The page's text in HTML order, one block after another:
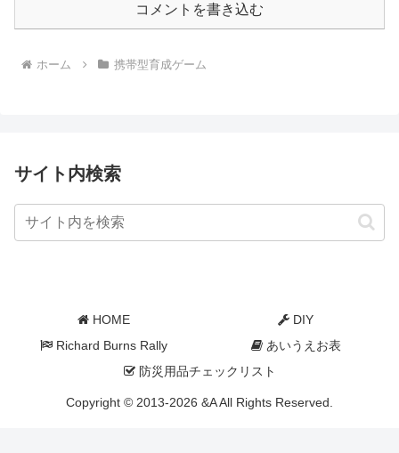
コメントを書き込む
ホーム 携帯型育成ゲーム
サイト内検索
HOME
DIY
Richard Burns Rally
あいうえお表
防災用品チェックリスト
Copyright © 2013-2026 &A All Rights Reserved.